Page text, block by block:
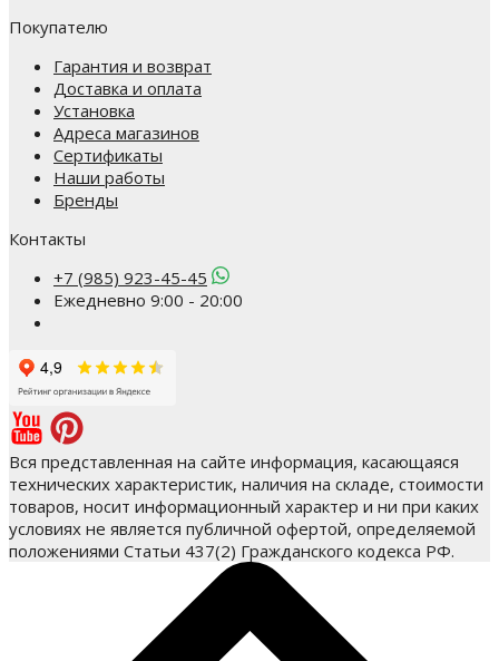
Покупателю
Гарантия и возврат
Доставка и оплата
Установка
Адреса магазинов
Сертификаты
Наши работы
Бренды
Контакты
+7 (985) 923-45-45
Ежедневно 9:00 - 20:00
Вся представленная на сайте информация, касающаяся
технических характеристик, наличия на складе, стоимости
товаров, носит информационный характер и ни при каких
условиях не является публичной офертой, определяемой
положениями Статьи 437(2) Гражданского кодекса РФ.